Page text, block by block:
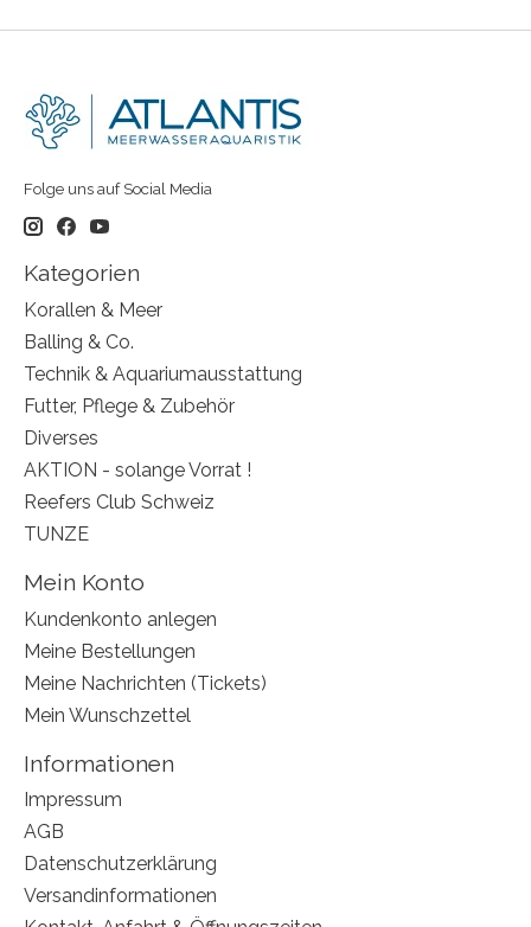
Folge uns auf Social Media
Kategorien
Korallen & Meer
Balling & Co.
Technik & Aquariumausstattung
Futter, Pflege & Zubehör
Diverses
AKTION - solange Vorrat !
Reefers Club Schweiz
TUNZE
Mein Konto
Kundenkonto anlegen
Meine Bestellungen
Meine Nachrichten (Tickets)
Mein Wunschzettel
Informationen
Impressum
AGB
Datenschutzerklärung
Versandinformationen